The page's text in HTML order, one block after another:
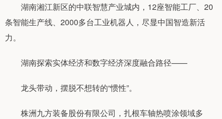
湖南湘江新区的中联智慧产业城内，12座智能工厂、20
条智能生产线、2000多台工业机器人，尽显中国智造新活
力。
湖南探索实体经济和数字经济深度融合路径——
龙头带动，摆脱不想转的“惯性”。
株洲九方装备股份有限公司，扎根车轴热喷涂领域多